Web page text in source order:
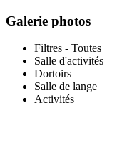
Galerie photos
Filtres - Toutes
Salle d'activités
Dortoirs
Salle de lange
Activités